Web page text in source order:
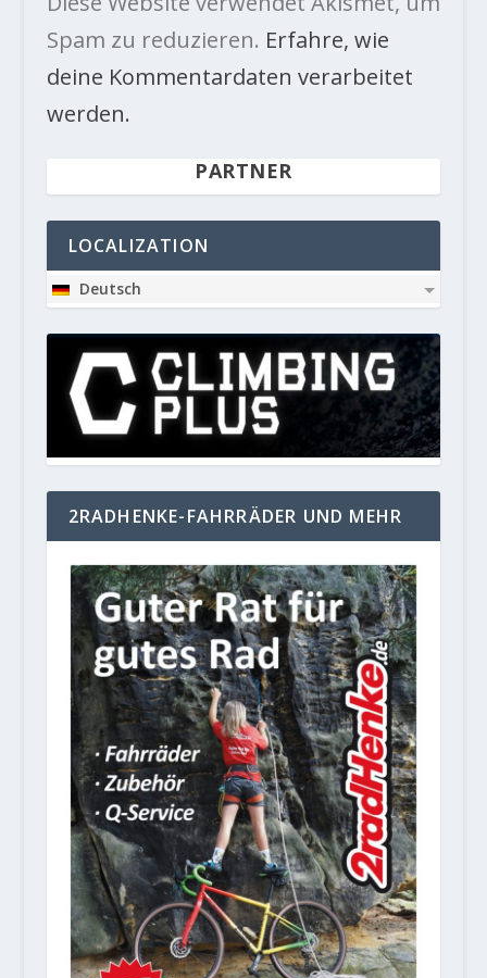
Spam zu reduzieren. Erfahre, wie
deine Kommentardaten verarbeitet
werden.
PARTNER
LOCALIZATION
Deutsch
2RADHENKE-FAHRRÄDER UND MEHR